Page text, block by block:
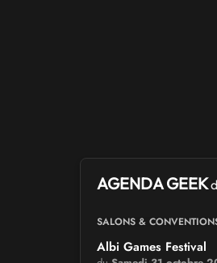
AGENDA GEEK
SALONS &
Albi Games Festival